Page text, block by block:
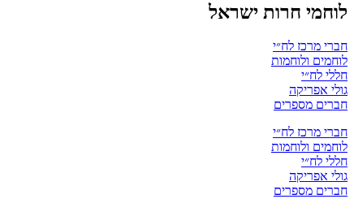
לוחמי חרות ישראל
חברי מרכז לח״י
לוחמים ולוחמות
חללי לח״י
גולי אפריקה
חברים מספרים
חברי מרכז לח״י
לוחמים ולוחמות
חללי לח״י
גולי אפריקה
חברים מספרים